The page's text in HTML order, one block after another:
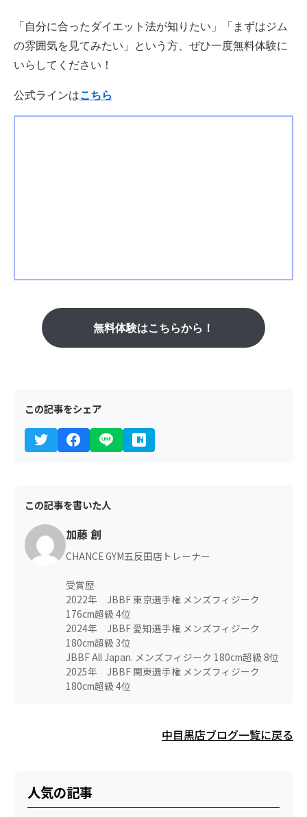
「自分に合ったダイエット法が知りたい」「まずはジム
の雰囲気を見てみたい」という方、ぜひ一度無料体験に
いらしてください！
公式ラインはこちら
無料体験はこちらから！
この記事をシェア
この記事を書いた人
加藤 創
CHANCE GYM五反田店トレーナー
受賞歴
2022年 JBBF 東京選手権 メンズフィジーク
176cm超級 4位
2024年 JBBF 愛知選手権 メンズフィジーク
180cm超級 3位
JBBF All Japan. メンズフィジーク 180cm超級 8位
2025年 JBBF 関東選手権 メンズフィジーク
180cm超級 4位
中目黒店ブログ一覧に戻る
人気の記事